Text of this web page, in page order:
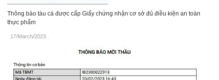
Thông báo tàu cá được cấp Giấy chứng nhận cơ sở đủ điều kiện an toàn
thực phẩm
17/March/2023